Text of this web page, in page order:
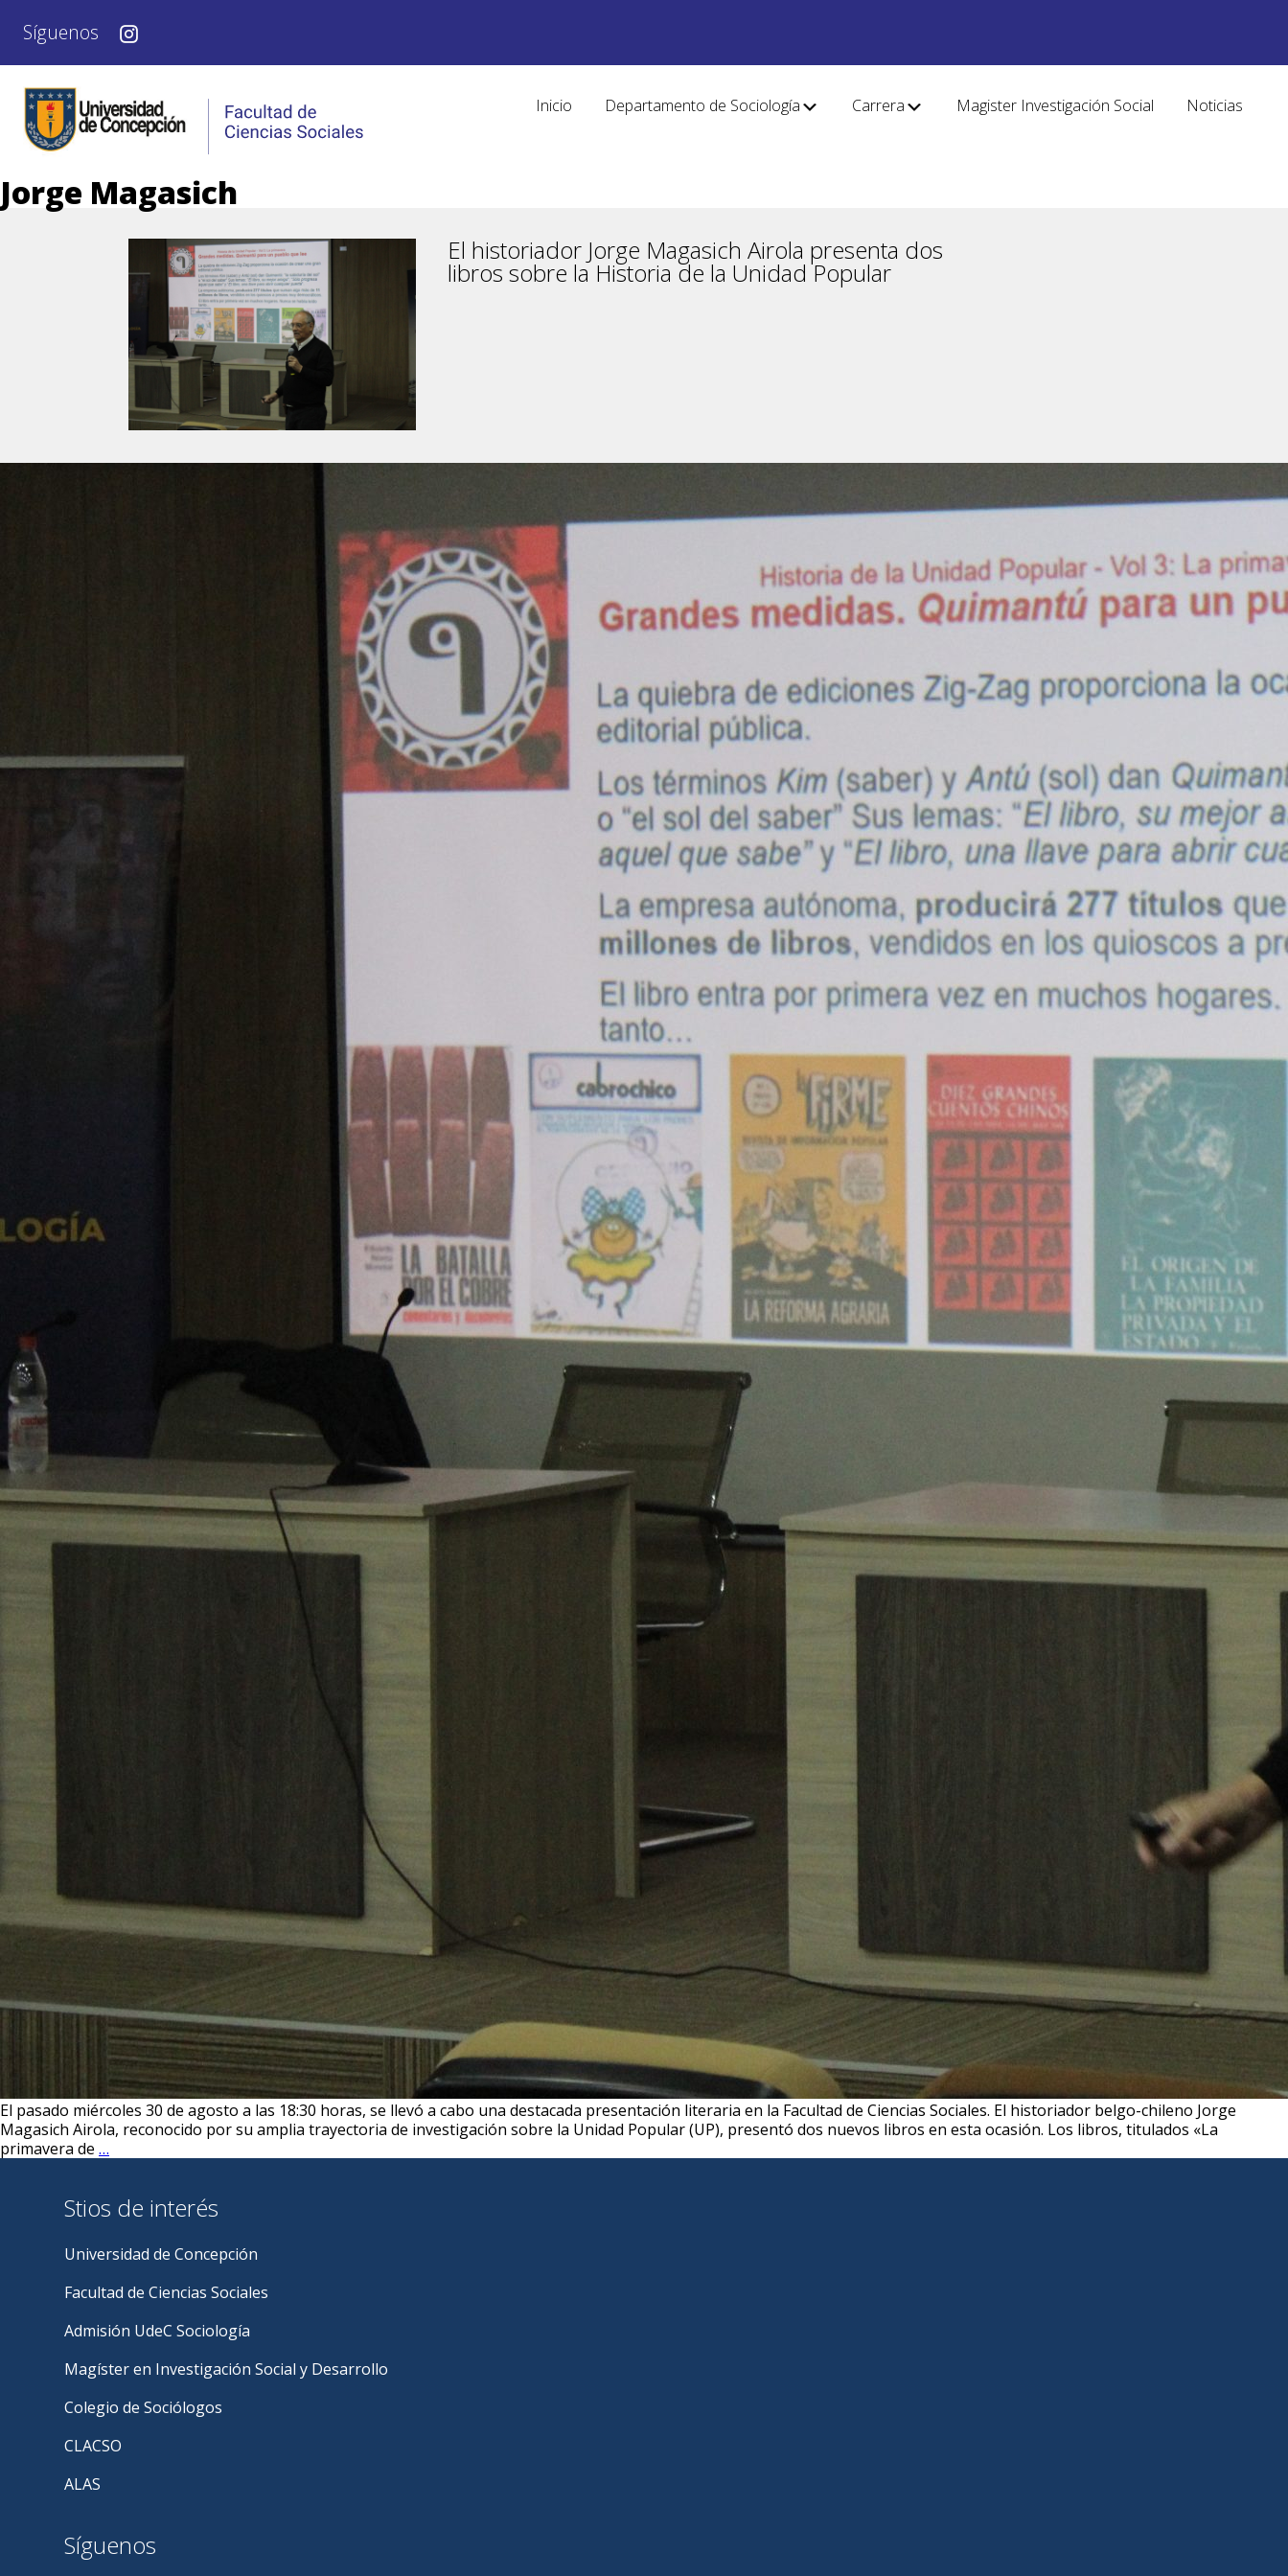
Síguenos
Inicio Departamento de Sociología Carrera Magister Investigación Social Noticias
Jorge Magasich
El historiador Jorge Magasich Airola presenta dos
libros sobre la Historia de la Unidad Popular
El pasado miércoles 30 de agosto a las 18:30 horas, se llevó a cabo una destacada presentación literaria en la Facultad de Ciencias Sociales. El historiador belgo-chileno Jorge
Magasich Airola, reconocido por su amplia trayectoria de investigación sobre la Unidad Popular (UP), presentó dos nuevos libros en esta ocasión. Los libros, titulados «La
primavera de …
Magasich
presenta
dos
libros
sobre
la
Historia
de
la
Unidad
Popular
Stios de interés
Universidad de Concepción
Facultad de Ciencias Sociales
Admisión UdeC Sociología
Magíster en Investigación Social y Desarrollo
Colegio de Sociólogos
CLACSO
ALAS
Síguenos